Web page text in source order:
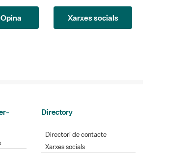
Opina Xarxes socials
Xarxes socials
Aplicacions mòbils